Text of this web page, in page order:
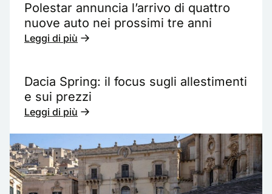
Polestar annuncia l’arrivo di quattro
nuove auto nei prossimi tre anni
Leggi di più
Dacia Spring: il focus sugli allestimenti
e sui prezzi
Leggi di più